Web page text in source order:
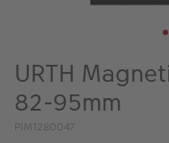
Kampanjer
Merker
URTH
82-95mm
PIM1280047